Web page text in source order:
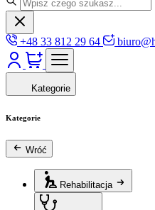
+48 33 812 29 64
Kategorie
Kategorie
Wróć
Rehabilitacja